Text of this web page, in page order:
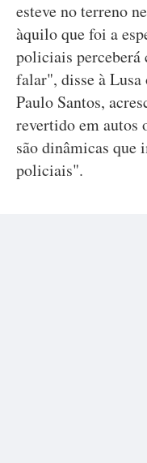
esteve no terreno
àquilo que foi a
policiais perceberá
falar", disse à Lusa
Paulo Santos,
revertido em autos
são dinâmicas que
policiais".